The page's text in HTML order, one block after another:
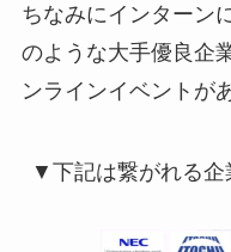
ちなみにインターン
のような大手優良企
ンラインイベントが
▼下記は繋がれる企